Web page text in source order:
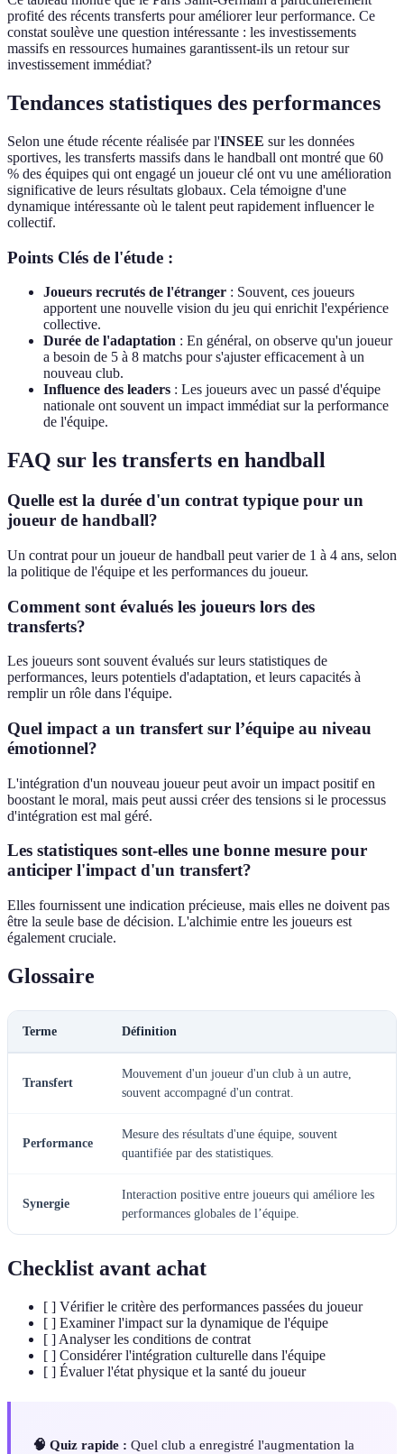
profité des récents transferts pour améliorer leur performance. Ce
constat soulève une question intéressante : les investissements
massifs en ressources humaines garantissent-ils un retour sur
investissement immédiat?
Tendances statistiques des performances
Selon une étude récente réalisée par l'INSEE sur les données
sportives, les transferts massifs dans le handball ont montré que 60
% des équipes qui ont engagé un joueur clé ont vu une amélioration
significative de leurs résultats globaux. Cela témoigne d'une
dynamique intéressante où le talent peut rapidement influencer le
collectif.
Points Clés de l'étude :
Joueurs recrutés de l'étranger : Souvent, ces joueurs
apportent une nouvelle vision du jeu qui enrichit l'expérience
collective.
Durée de l'adaptation : En général, on observe qu'un joueur
a besoin de 5 à 8 matchs pour s'ajuster efficacement à un
nouveau club.
Influence des leaders : Les joueurs avec un passé d'équipe
nationale ont souvent un impact immédiat sur la performance
de l'équipe.
FAQ sur les transferts en handball
Quelle est la durée d'un contrat typique pour un
joueur de handball?
Un contrat pour un joueur de handball peut varier de 1 à 4 ans, selon
la politique de l'équipe et les performances du joueur.
Comment sont évalués les joueurs lors des
transferts?
Les joueurs sont souvent évalués sur leurs statistiques de
performances, leurs potentiels d'adaptation, et leurs capacités à
remplir un rôle dans l'équipe.
Quel impact a un transfert sur l’équipe au niveau
émotionnel?
L'intégration d'un nouveau joueur peut avoir un impact positif en
boostant le moral, mais peut aussi créer des tensions si le processus
d'intégration est mal géré.
Les statistiques sont-elles une bonne mesure pour
anticiper l'impact d'un transfert?
Elles fournissent une indication précieuse, mais elles ne doivent pas
être la seule base de décision. L'alchimie entre les joueurs est
également cruciale.
Glossaire
Terme Définition
Transfert
Mouvement d'un joueur d'un club à un autre,
souvent accompagné d'un contrat.
Performance
Mesure des résultats d'une équipe, souvent
quantifiée par des statistiques.
Synergie
Interaction positive entre joueurs qui améliore les
performances globales de l’équipe.
Checklist avant achat
[ ] Vérifier le critère des performances passées du joueur
[ ] Examiner l'impact sur la dynamique de l'équipe
[ ] Analyser les conditions de contrat
[ ] Considérer l'intégration culturelle dans l'équipe
[ ] Évaluer l'état physique et la santé du joueur
🧠 Quiz rapide : Quel club a enregistré l'augmentation la